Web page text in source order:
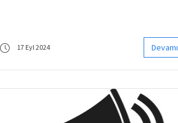
17 Eyl 2024 Devamı